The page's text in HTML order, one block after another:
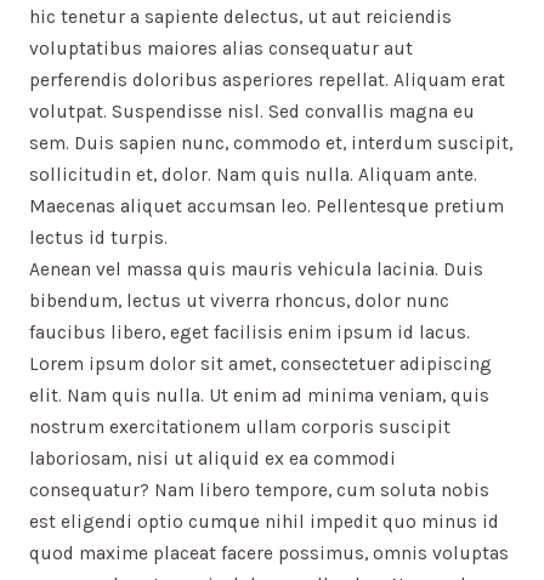
hic tenetur a sapiente delectus, ut aut reiciendis
voluptatibus maiores alias consequatur aut
perferendis doloribus asperiores repellat. Aliquam erat
volutpat. Suspendisse nisl. Sed convallis magna eu
sem. Duis sapien nunc, commodo et, interdum suscipit,
sollicitudin et, dolor. Nam quis nulla. Aliquam ante.
Maecenas aliquet accumsan leo. Pellentesque pretium
lectus id turpis.
Aenean vel massa quis mauris vehicula lacinia. Duis
bibendum, lectus ut viverra rhoncus, dolor nunc
faucibus libero, eget facilisis enim ipsum id lacus.
Lorem ipsum dolor sit amet, consectetuer adipiscing
elit. Nam quis nulla. Ut enim ad minima veniam, quis
nostrum exercitationem ullam corporis suscipit
laboriosam, nisi ut aliquid ex ea commodi
consequatur? Nam libero tempore, cum soluta nobis
est eligendi optio cumque nihil impedit quo minus id
quod maxime placeat facere possimus, omnis voluptas